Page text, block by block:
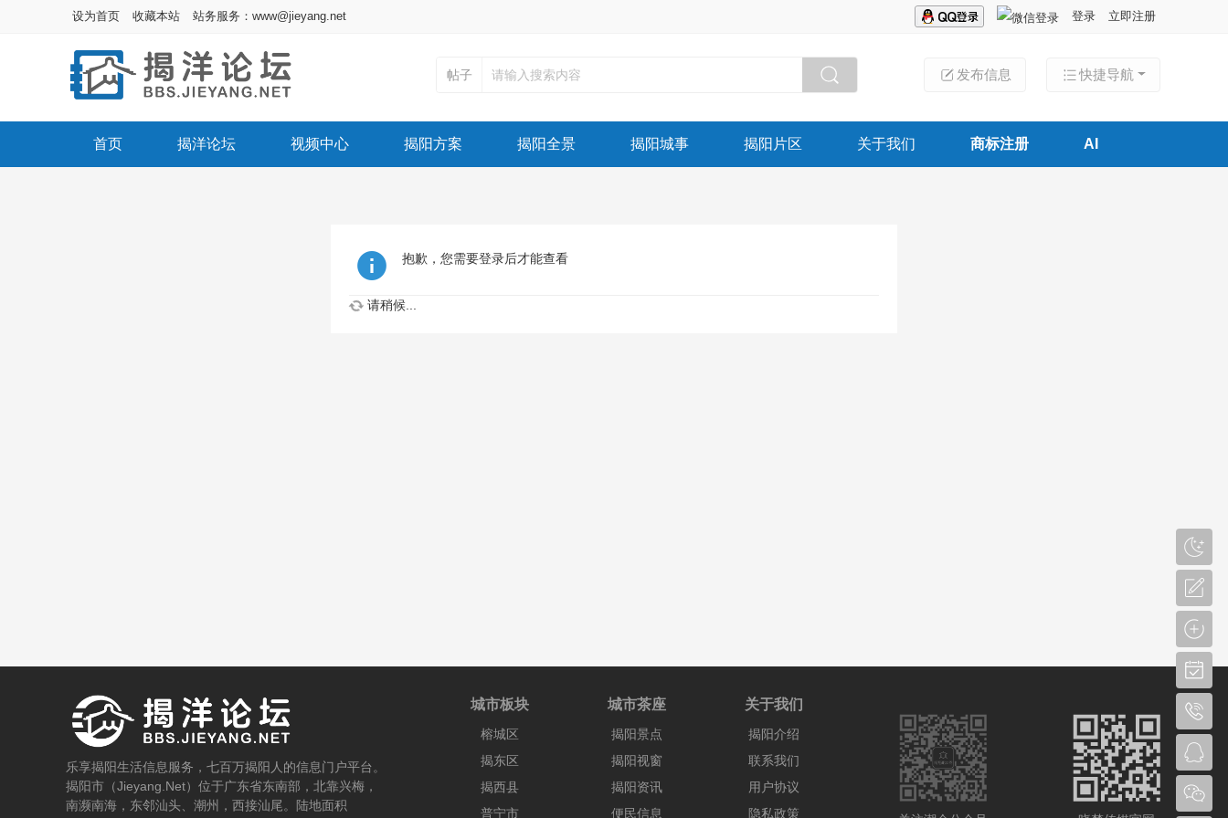
设为首页 收藏本站 站务服务：www@jieyang.net 登录 立即注册
快捷导航
发布信息
帖子
首页 揭洋论坛 视频中心 揭阳方案 揭阳全景 揭阳城事 揭阳片区 关于我们 商标注册 AI
抱歉，您需要登录后才能查看
请稍候...
乐享揭阳生活信息服务，七百万揭阳人的信息门户平台。
揭阳市（Jieyang.Net）位于广东省东南部，北靠兴梅，
南濒南海，东邻汕头、潮州，西接汕尾。陆地面积
城市板块
榕城区
揭东区
揭西县
普宁市
城市茶座
揭阳景点
揭阳视窗
揭阳资讯
便民信息
关于我们
揭阳介绍
联系我们
用户协议
隐私政策